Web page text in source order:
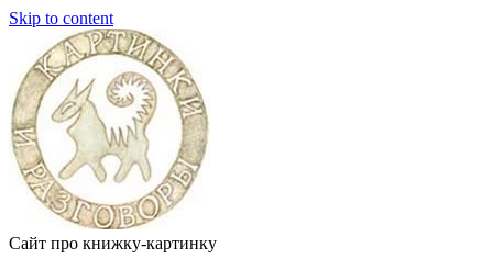
Skip to content
Сайт про книжку-картинку